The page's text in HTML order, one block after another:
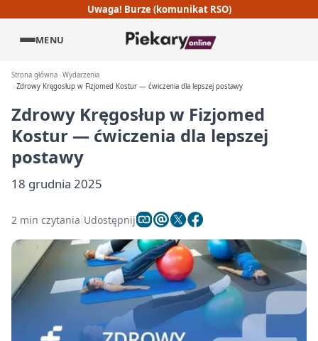
Uwaga! Burze (komunikat RSO)
MENU
Strona główna Wydarzenia
Zdrowy Kręgosłup w Fizjomed Kostur — ćwiczenia dla lepszej postawy
Zdrowy Kręgosłup w Fizjomed
Kostur — ćwiczenia dla lepszej
postawy
18 grudnia 2025
2 min czytania Udostępnij